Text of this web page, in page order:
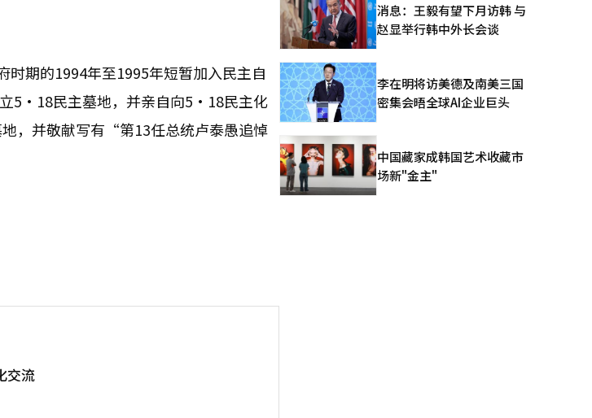
期的1994年至1995年短暂加入民主自
5·18民主墓地，并亲自向5·18民主化
，并敬献写有“第13任总统卢泰愚追悼
交流
消息：王毅有望下月访韩 与
赵显举行韩中外长会谈
李在明将访美德及南美三国
密集会晤全球AI企业巨头
中国藏家成韩国艺术收藏市
场新"金主"